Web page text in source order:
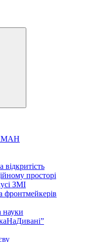
КМАН
відкритість
просторі
ЗМІ
науки